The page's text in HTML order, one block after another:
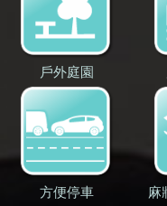
戶外庭園
方便停車 麻